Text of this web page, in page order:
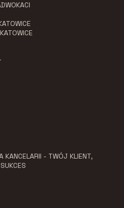
KANCELARII - TWÓJ KLIENT,